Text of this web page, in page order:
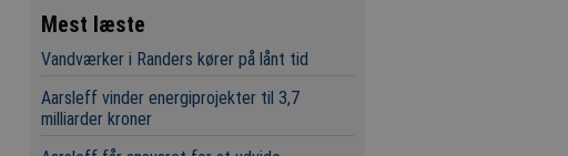
Mest læste
Vandværker i Randers kører på lånt tid
Aarsleff vinder energiprojekter til 3,7
milliarder kroner